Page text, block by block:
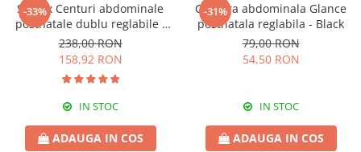
-33%
Set 2 x Centuri abdominale
postnatale dublu reglabile -
Beige-Black
238,00 RON
158,92 RON
IN STOC
ADAUGA IN COS
-31%
Centura abdominala Glance
postnatala reglabila - Black
79,00 RON
54,50 RON
IN STOC
ADAUGA IN COS